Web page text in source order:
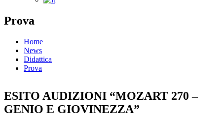
Prova
Home
News
Didattica
Prova
ESITO AUDIZIONI “MOZART 270 –
GENIO E GIOVINEZZA”